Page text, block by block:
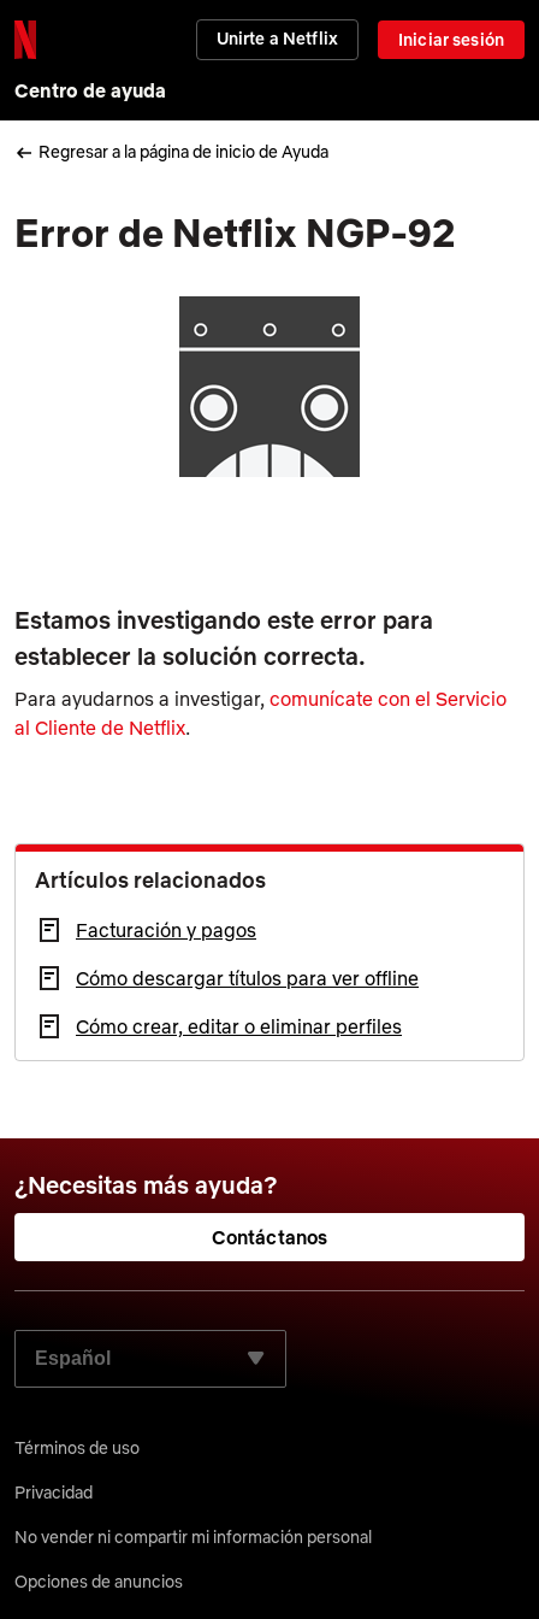
Unirte a Netflix Iniciar sesión
Centro de ayuda
Regresar a la página de inicio de Ayuda
Error de Netflix NGP-92
Estamos investigando este error para
establecer la solución correcta.
Para ayudarnos a investigar, comunícate con el Servicio
al Cliente de Netflix.
Artículos relacionados
Facturación y pagos
Cómo descargar títulos para ver offline
Cómo crear, editar o eliminar perfiles
¿Necesitas más ayuda?
Contáctanos
SELECCIONA EL LENGUAJE QUE PREFIERES:
Términos de uso
Privacidad
No vender ni compartir mi información personal
Opciones de anuncios